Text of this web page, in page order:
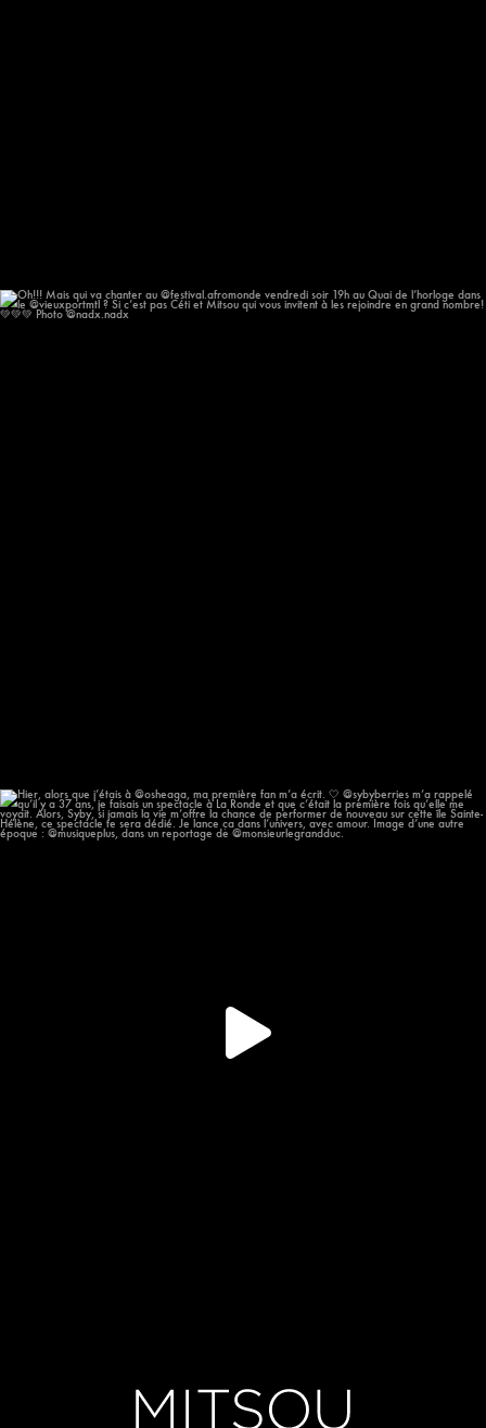
Oh!!! Mais qui va chanter au @festival.afromonde
Hier, alors que j’étais à @osheaga, ma première...